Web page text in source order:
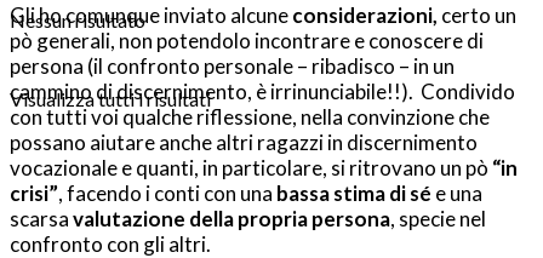
Nessun risultato
Visualizza tutti i risultati
Gli ho comunque inviato alcuneconsiderazioni, certo un
pò generali, non potendolo incontrare e conoscere di
persona (il confronto personale – ribadisco – in un
cammino di discernimento, è irrinunciabile!!). Condivido
con tutti voi qualche riflessione, nella convinzione che
possano aiutare anche altri ragazzi in discernimento
vocazionale e quanti, in particolare, si ritrovano un pò “in
crisi”, facendo i conti con una bassa stima di sé e una
scarsavalutazione della propria persona, specie nel
confronto con gli altri.